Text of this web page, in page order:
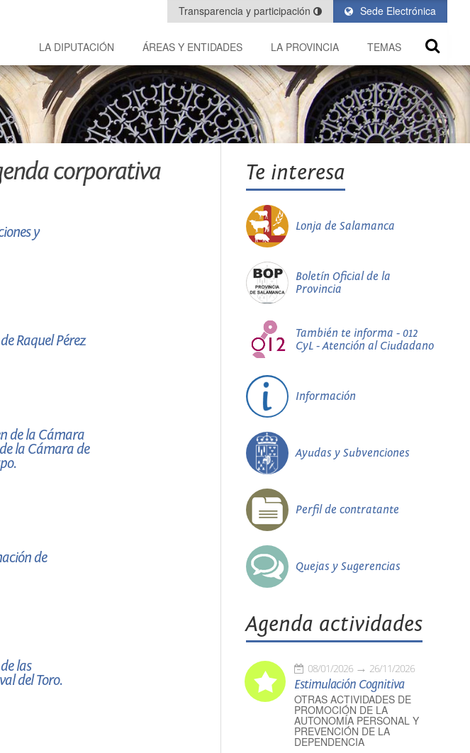
Sede Electrónica
Transparencia y participación
LA DIPUTACIÓN ÁREAS Y ENTIDADES LA PROVINCIA TEMAS
corporativa
y
Raquel Pérez
de la Cámara
la Cámara de
de
las
del Toro.
Te interesa
Lonja de Salamanca
Boletín Oficial de la
Provincia
También te informa - 012
CyL - Atención al Ciudadano
Información
Ayudas y Subvenciones
Perfil de contratante
Quejas y Sugerencias
Agenda actividades
08/01/2026 26/11/2026
Estimulación Cognitiva
OTRAS ACTIVIDADES DE
PROMOCIÓN DE LA
AUTONOMÍA PERSONAL Y
PREVENCIÓN DE LA
DEPENDENCIA